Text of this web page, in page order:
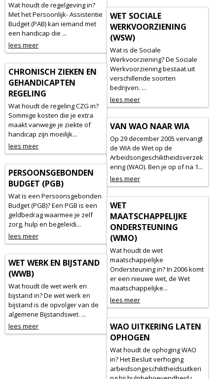
Wat houdt de regelgeving in?
Met het Persoonlijk- Assistentie
Budget (PAB) kan iemand met
een handicap die ...
lees meer
WET SOCIALE
WERKVOORZIENING
(WSW)
Wat is de Sociale
Werkvoorziening? De Sociale
Werkvoorziening bestaat uit
verschillende soorten
bedrijven. ...
lees meer
CHRONISCH ZIEKEN EN
GEHANDICAPTEN
REGELING
Wat houdt de regeling CZG in?
Sommige kosten die je extra
maakt vanwege je ziekte of
handicap zijn moeilijk...
lees meer
VAN WAO NAAR WIA
Op 29 december 2005 vervangt
de WIA de Wet op de
Arbeidsongeschiktheidsverzek
ering (WAO). Ben je op of na 1...
lees meer
PERSOONSGEBONDEN
BUDGET (PGB)
Wat is een Persoonsgebonden
Budget (PGB)? Een PGB is een
geldbedrag waarmee je zelf
zorg, hulp en begeleidi...
lees meer
WET
MAATSCHAPPELIJKE
ONDERSTEUNING
(WMO)
Wat houdt de wet
maatschappelijke
Ondersteuning in? In 2006 komt
er een nieuwe wet, de Wet
maatschappelijke...
lees meer
WET WERK EN BIJSTAND
(WWB)
Wat houdt de wet werk en
bijstand in? De wet werk en
bijstand is de opvolger van de
algemene Bijstandswet. ...
lees meer
WAO UITKERING LATEN
OPHOGEN
Wat houdt de ophoging WAO
in? Het Besluit verhoging
arbeidsongeschiktheidsuitkeri